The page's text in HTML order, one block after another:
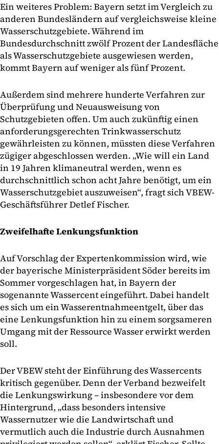
Ein weiteres Problem: Bayern setzt im Vergleich zu
anderen Bundesländern auf vergleichsweise kleine
Wasserschutzgebiete. Während im
Bundesdurchschnitt zwölf Prozent der Landesfläche
als Wasserschutzgebiete ausgewiesen werden,
kommt Bayern auf weniger als fünf Prozent.
Außerdem sind mehrere hunderte Verfahren zur
Überprüfung und Neuausweisung von
Schutzgebieten offen. Um auch zukünftig einen
anforderungsgerechten Trinkwasserschutz
gewährleisten zu können, müssten diese Verfahren
zügiger abgeschlossen werden. „Wie will ein Land
in 19 Jahren klimaneutral werden, wenn es
durchschnittlich schon acht Jahre benötigt, um ein
Wasserschutzgebiet auszuweisen“, fragt sich VBEW-
Geschäftsführer Detlef Fischer.
Zweifelhafte Lenkungsfunktion
Auf Vorschlag der Expertenkommission wird, wie
der bayerische Ministerpräsident Söder bereits im
Sommer vorgeschlagen hat, in Bayern der
sogenannte Wassercent eingeführt. Dabei handelt
es sich um ein Wasserentnahmeentgelt, über das
eine Lenkungsfunktion hin zu einem sorgsameren
Umgang mit der Ressource Wasser erwirkt werden
soll.
Der VBEW steht der Einführung des Wassercents
kritisch gegenüber. Denn der Verband bezweifelt
die Lenkungswirkung – insbesondere vor dem
Hintergrund, „dass besonders intensive
Wassernutzer wie die Landwirtschaft und
vermutlich auch die Industrie durch Ausnahmen